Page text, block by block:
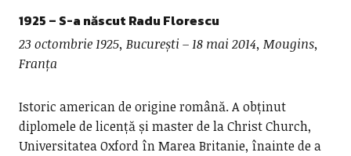
1925 – S-a născut Radu Florescu
23 octombrie 1925, București – 18 mai 2014, Mougins,
Franța
Istoric american de origine română. A obținut
diplomele de licență și master de la Christ Church,
Universitatea Oxford în Marea Britanie, înainte de a